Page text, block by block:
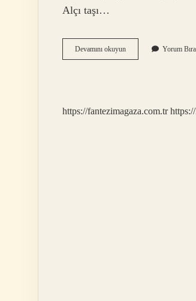
Alçı taşı…
Devamını okuyunAlçı
Taşı
Yorum
https://fantezimagaza.com.tr